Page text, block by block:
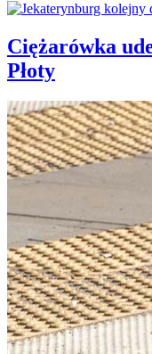
Ciężarówka
Płoty